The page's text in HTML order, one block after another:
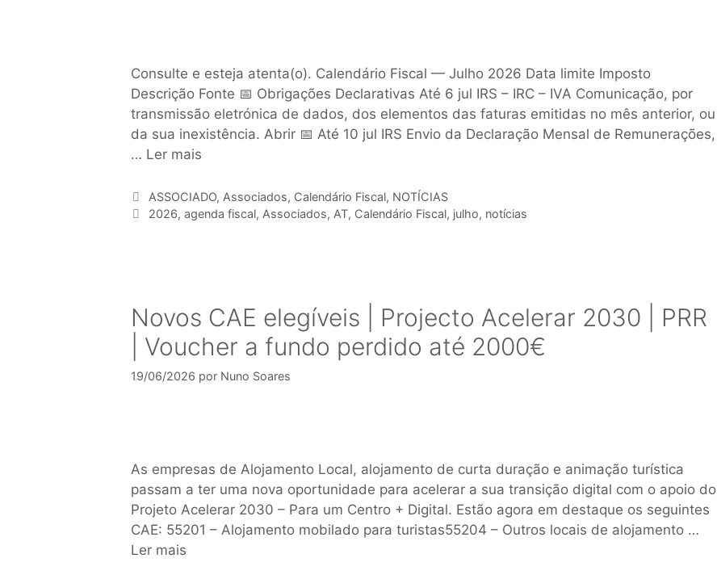
Consulte e esteja atenta(o). Calendário Fiscal — Julho 2026 Data limite Imposto
Descrição Fonte 📅 Obrigações Declarativas Até 6 jul IRS – IRC – IVA Comunicação, por
transmissão eletrónica de dados, dos elementos das faturas emitidas no mês anterior, ou
da sua inexistência. Abrir 📅 Até 10 jul IRS Envio da Declaração Mensal de Remunerações,
… Ler mais
ASSOCIADO, Associados, Calendário Fiscal, NOTÍCIAS
2026, agenda fiscal, Associados, AT, Calendário Fiscal, julho, notícias
Novos CAE elegíveis | Projecto Acelerar 2030 | PRR
| Voucher a fundo perdido até 2000€
19/06/2026 por Nuno Soares
As empresas de Alojamento Local, alojamento de curta duração e animação turística
passam a ter uma nova oportunidade para acelerar a sua transição digital com o apoio do
Projeto Acelerar 2030 – Para um Centro + Digital. Estão agora em destaque os seguintes
CAE: 55201 – Alojamento mobilado para turistas55204 – Outros locais de alojamento …
Ler mais